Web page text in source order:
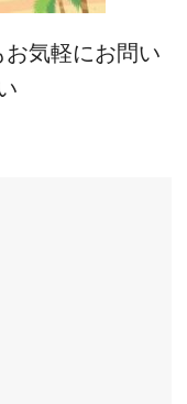
お気軽にお問い